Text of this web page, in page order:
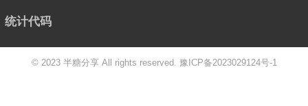
统计代码
© 2023 半糖分享 All rights reserved. 豫ICP备2023029124号-1